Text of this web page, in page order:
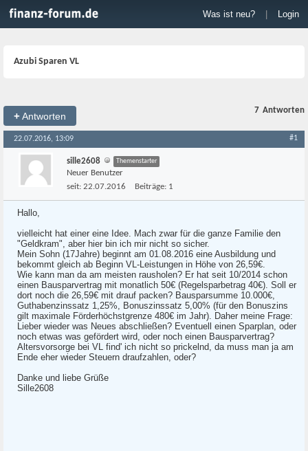
Was ist neu? Login
Azubi Sparen VL
+Antworten
7 Antworten
22.07.2016, 13:09 #1
sille2608 Themenstarter
Neuer Benutzer
seit: 22.07.2016 Beiträge: 1
Hallo,
vielleicht hat einer eine Idee. Mach zwar für die ganze Familie den
"Geldkram", aber hier bin ich mir nicht so sicher.
Mein Sohn (17Jahre) beginnt am 01.08.2016 eine Ausbildung und
bekommt gleich ab Beginn VL-Leistungen in Höhe von 26,59€.
Wie kann man da am meisten rausholen? Er hat seit 10/2014 schon
einen Bausparvertrag mit monatlich 50€ (Regelsparbetrag 40€). Soll er
dort noch die 26,59€ mit drauf packen? Bausparsumme 10.000€,
Guthabenzinssatz 1,25%, Bonuszinssatz 5,00% (für den Bonuszins
gilt maximale Förderhöchstgrenze 480€ im Jahr). Daher meine Frage:
Lieber wieder was Neues abschließen? Eventuell einen Sparplan, oder
noch etwas was gefördert wird, oder noch einen Bausparvertrag?
Altersvorsorge bei VL find' ich nicht so prickelnd, da muss man ja am
Ende eher wieder Steuern draufzahlen, oder?
Danke und liebe Grüße
Sille2608